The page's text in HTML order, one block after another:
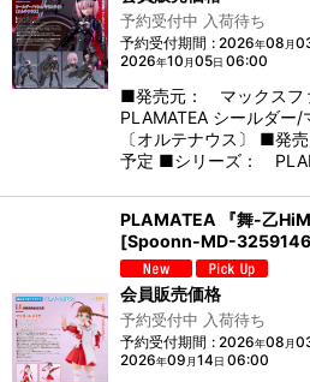
予約受付中 入荷待ち
予約受付期間 : 2026年08 月
2026年10 月05日 06:00
■発売元： マックスフ
PLAMATEA シールダー/
〔オルテナウス〕 ■発
予定 ■シリーズ：
PLAMATEA 『舞-乙
[Spoonn-MD-
会員販売価格
予約受付中 入荷待ち
予約受付期間 : 2026年08 月
2026年09 月14日 06:00